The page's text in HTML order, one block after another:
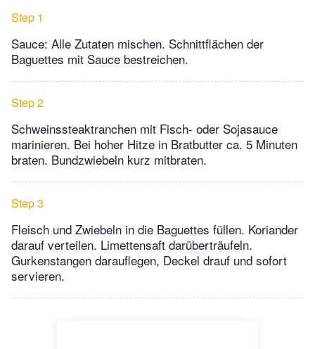
Step 1
Sauce: Alle Zutaten mischen. Schnittflächen der
Baguettes mit Sauce bestreichen.
Step 2
Schweinssteaktranchen mit Fisch- oder Sojasauce
marinieren. Bei hoher Hitze in Bratbutter ca. 5 Minuten
braten. Bundzwiebeln kurz mitbraten.
Step 3
Fleisch und Zwiebeln in die Baguettes füllen. Koriander
darauf verteilen. Limettensaft darüberträufeln.
Gurkenstangen darauflegen, Deckel drauf und sofort
servieren.